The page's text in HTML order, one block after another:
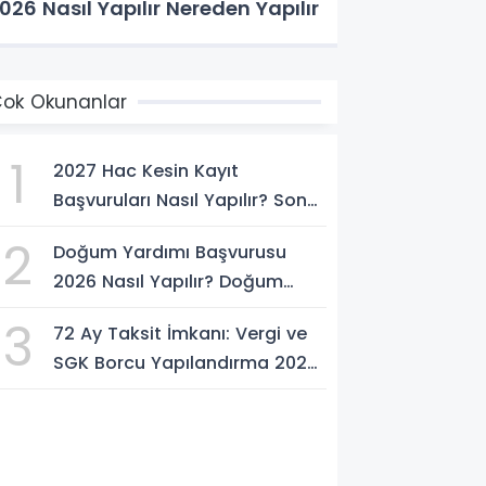
Nasıl Yapılır Nereden Yapılır
Okunanlar
1
2027 Hac Kesin Kayıt
Başvuruları Nasıl Yapılır? Son
2
Doğum Yardımı Başvurusu
2026 Nasıl Yapılır? Doğum
3
72 Ay Taksit İmkanı: Vergi ve
SGK Borcu Yapılandırma 2026